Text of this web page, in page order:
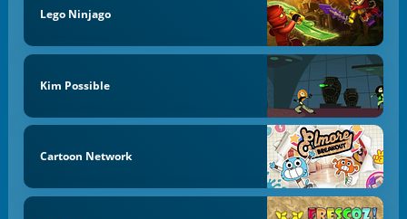
Lego Ninjago
Kim Possible
Cartoon Network